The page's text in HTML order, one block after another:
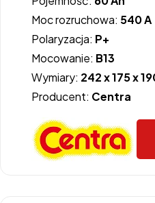
Moc rozruchowa: 540 A
Polaryzacja: P+
Mocowanie: B13
Wymiary: 242 x 175 x
Producent: Centra